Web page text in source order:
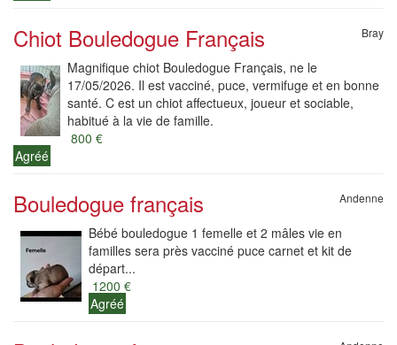
Chiot Bouledogue Français Bray
Magnifique chiot Bouledogue Français, ne le
17/05/2026. Il est vacciné, puce, vermifuge et en bonne
santé. C est un chiot affectueux, joueur et sociable,
habitué à la vie de famille.
800 €
Agréé
Bouledogue français Andenne
Bébé bouledogue 1 femelle et 2 mâles vie en
familles sera près vacciné puce carnet et kit de
départ...
1200 €
Agréé